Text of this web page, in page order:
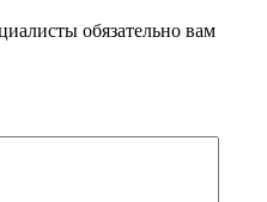
обязательно вам